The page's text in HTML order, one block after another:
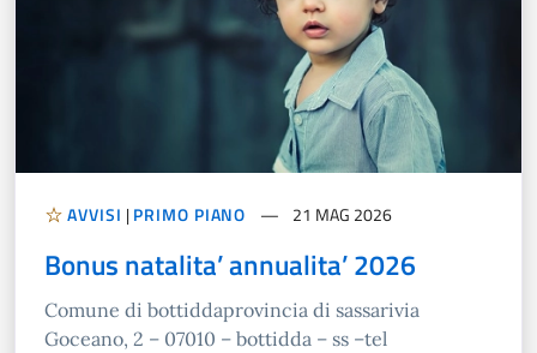
AVVISI |PRIMO PIANO 21 MAG 2026
Bonus natalita’ annualita’ 2026
Comune di bottiddaprovincia di sassarivia
Goceano, 2 – 07010 – bottidda – ss –tel